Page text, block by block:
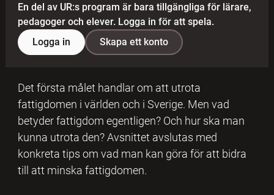
En del av UR:s program är bara tillgängliga för lärare,
pedagoger och elever. Logga in för att spela.
Logga in
Skapa ett konto
Det första målet handlar om att utrota
fattigdomen i världen och i Sverige. Men vad
betyder fattigdom egentligen? Och hur ska man
kunna utrota den? Avsnittet avslutas med
konkreta tips om vad man kan göra för att bidra
till att minska fattigdomen.